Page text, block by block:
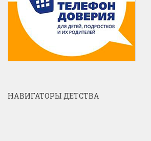
НАВИГАТОРЫ ДЕТСТВА